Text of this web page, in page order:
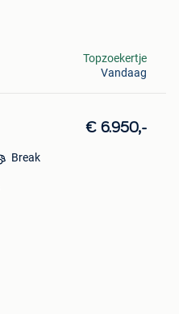
Topzoekertje
Vandaag
€ 6.950,-
Break